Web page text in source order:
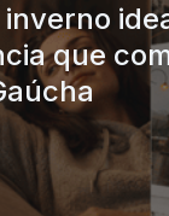
que